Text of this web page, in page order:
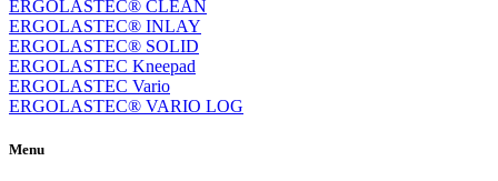
ERGOLASTEC® CLEAN
ERGOLASTEC® INLAY
ERGOLASTEC® SOLID
ERGOLASTEC Kneepad
ERGOLASTEC Vario
ERGOLASTEC® VARIO LOG
Menu